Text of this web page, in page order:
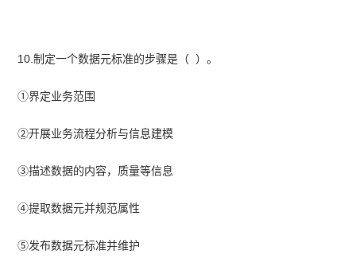
10.制定一个数据元标准的步骤是（ ）。
①界定业务范围
②开展业务流程分析与信息建模
③描述数据的内容，质量等信息
④提取数据元并规范属性
⑤发布数据元标准并维护